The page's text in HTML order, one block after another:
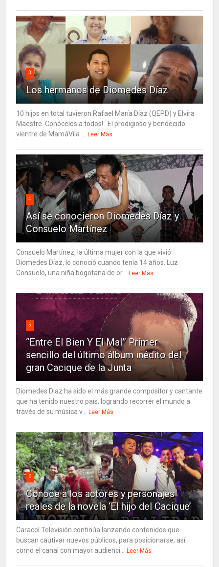
3
Los hermanos de Diomedes Díaz
10 hijos en total tuvieron Rafael María Díaz (QEPD) y Elvira
Maestre. Conócelos a todos!. El prodigioso y bendecido
vientre de MamáVila ...
Leer Más
4
Así se conocieron Diomedes Díaz y
Consuelo Martínez
Consuelo Martínez, la última mujer con la que vivió
Diomedes Díaz, lo conoció cuando tenía 14 años. Luz
Consuelo, una niña bogotana de or...
Leer Más
5
“Entre El Bien Y El Mal” Primer
sencillo del último álbum inédito del
gran Cacique de la Junta
Diomedes Diaz ha sido el más grande compositor y cantante
que ha tenido nuestro país, logrando recorrer el mundo a
través de su música v...
Leer Más
6
Conoce a los actores y personajes
reales de la novela ‘El hijo del Cacique’
Caracol Televisión continúa lanzando contenidos que
buscan cautivar nuevos públicos, para posicionarse, así
como el canal con mayor audienci...
Leer Más